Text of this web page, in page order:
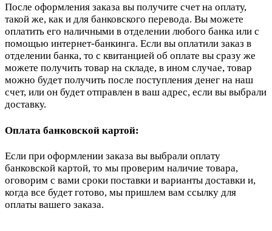
После оформления заказа вы получите счет на оплату,
такой же, как и для банковского перевода. Вы можете
оплатить его наличными в отделении любого банка или с
помощью интернет-банкинга. Если вы оплатили заказ в
отделении банка, то с квитанцией об оплате вы сразу же
можете получить товар на складе, в ином случае, товар
можно будет получить после поступления денег на наш
счет, или он будет отправлен в ваш адрес, если вы выбрали
доставку.
Оплата банковской картой:
Если при оформлении заказа вы выбрали оплату
банковской картой, то мы проверим наличие товара,
оговорим с вами сроки поставки и варианты доставки и,
когда все будет готово, мы пришлем вам ссылку для
оплаты вашего заказа.